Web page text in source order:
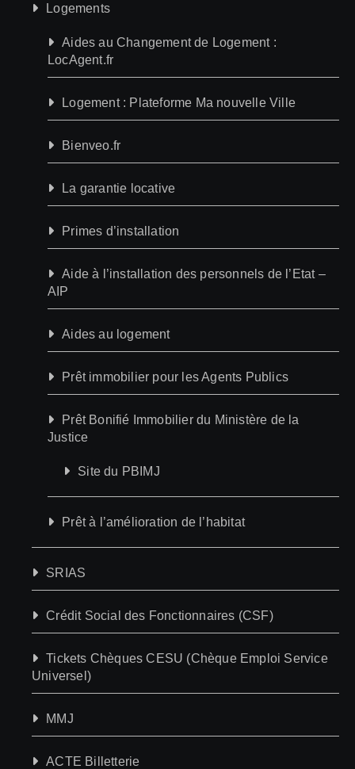
Logements
Aides au Changement de Logement :
LocAgent.fr
Logement : Plateforme Ma nouvelle Ville
Bienveo.fr
La garantie locative
Primes d’installation
Aide à l’installation des personnels de l’Etat –
AIP
Aides au logement
Prêt immobilier pour les Agents Publics
Prêt Bonifié Immobilier du Ministère de la
Justice
Site du PBIMJ
Prêt à l’amélioration de l’habitat
SRIAS
Crédit Social des Fonctionnaires (CSF)
Tickets Chèques CESU (Chèque Emploi Service
Universel)
MMJ
ACTE Billetterie